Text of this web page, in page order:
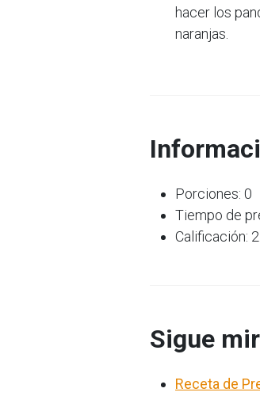
hacer los
naranjas.
Porciones: 0
Tiempo de
Calificación:
Sigue
Receta de